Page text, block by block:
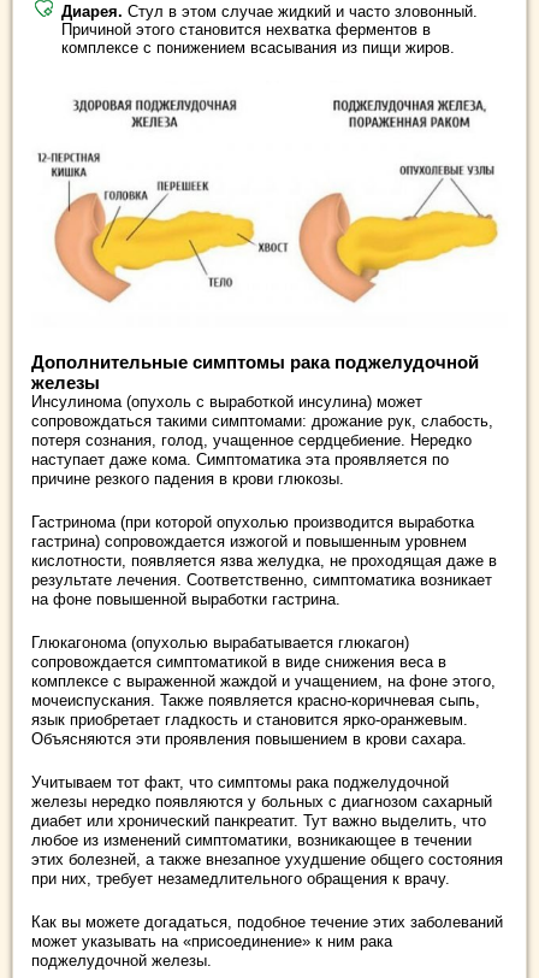
Диарея. Стул в этом случае жидкий и часто зловонный.
Причиной этого становится нехватка ферментов в
комплексе с понижением всасывания из пищи жиров.
Дополнительные симптомы рака поджелудочной
железы
Инсулинома (опухоль с выработкой инсулина) может
сопровождаться такими симптомами: дрожание рук, слабость,
потеря сознания, голод, учащенное сердцебиение. Нередко
наступает даже кома. Симптоматика эта проявляется по
причине резкого падения в крови глюкозы.
Гастринома (при которой опухолью производится выработка
гастрина) сопровождается изжогой и повышенным уровнем
кислотности, появляется язва желудка, не проходящая даже в
результате лечения. Соответственно, симптоматика возникает
на фоне повышенной выработки гастрина.
Глюкагонома (опухолью вырабатывается глюкагон)
сопровождается симптоматикой в виде снижения веса в
комплексе с выраженной жаждой и учащением, на фоне этого,
мочеиспускания. Также появляется красно-коричневая сыпь,
язык приобретает гладкость и становится ярко-оранжевым.
Объясняются эти проявления повышением в крови сахара.
Учитываем тот факт, что симптомы рака поджелудочной
железы нередко появляются у больных с диагнозом сахарный
диабет или хронический панкреатит. Тут важно выделить, что
любое из изменений симптоматики, возникающее в течении
этих болезней, а также внезапное ухудшение общего состояния
при них, требует незамедлительного обращения к врачу.
Как вы можете догадаться, подобное течение этих заболеваний
может указывать на «присоединение» к ним рака
поджелудочной железы.